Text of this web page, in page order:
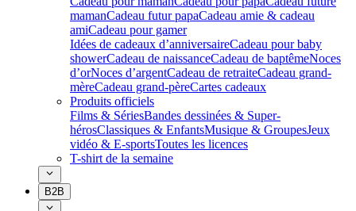
mamanCadeau futur papaCadeau amie & cadeau
amiCadeau pour gamer
Idées de cadeaux d’anniversaireCadeau pour baby
showerCadeau de naissanceCadeau de baptêmeNoces
d’orNoces d’argentCadeau de retraiteCadeau grand-
mèreCadeau grand-pèreCartes cadeaux
Produits officiels
Films & SériesBandes dessinées & Super-
hérosClassiques & EnfantsMusique & GroupesJeux
vidéo & E-sportsToutes les licences
T-shirt de la semaine
B2B